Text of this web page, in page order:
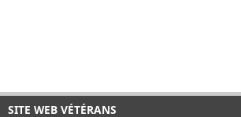
SITE WEB VÉTÉRANS